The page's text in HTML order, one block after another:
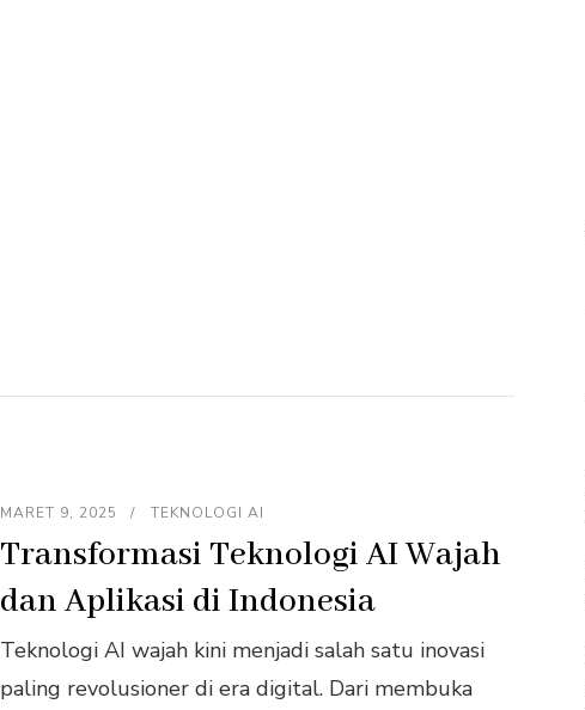
MARET 9, 2025 TEKNOLOGI AI
Transformasi Teknologi AI Wajah
dan Aplikasi di Indonesia
Teknologi AI wajah kini menjadi salah satu inovasi
paling revolusioner di era digital. Dari membuka